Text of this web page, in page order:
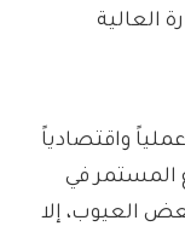
العالية
واقتصادياً
المستمر في
العيوب، إلا